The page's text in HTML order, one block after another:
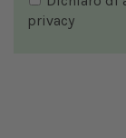
privacy